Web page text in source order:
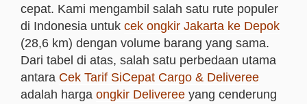
cepat. Kami mengambil salah satu rute populer
di Indonesia untuk cek ongkir Jakarta ke Depok
(28,6 km) dengan volume barang yang sama.
Dari tabel di atas, salah satu perbedaan utama
antara Cek Tarif SiCepat Cargo & Deliveree
adalah harga ongkir Deliveree yang cenderung